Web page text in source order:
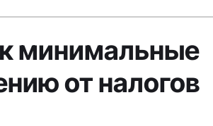
минимальные
от налогов